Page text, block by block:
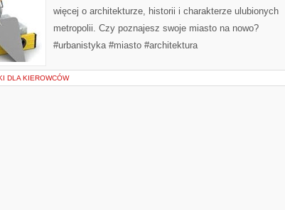
więcej o architekturze, historii i charakterze ulubionych
metropolii. Czy poznajesz swoje miasto na nowo?
#urbanistyka #miasto #architektura
DLA KIEROWCÓW